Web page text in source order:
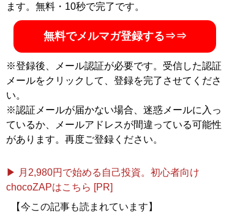
ます。無料・10秒で完了です。
無料でメルマガ登録する⇒⇒
※登録後、メール認証が必要です。受信した認証
メールをクリックして、登録を完了させてくださ
い。
※認証メールが届かない場合、迷惑メールに入っ
ているか、メールアドレスが間違っている可能性
があります。再度ご登録ください。
▶ 月2,980円で始める自己投資。初心者向け
chocoZAPはこちら [PR]
【今この記事も読まれています】